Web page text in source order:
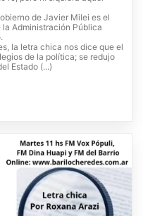
de Javier Milei es el
Administración Pública
la letra chica nos dice que el
de la política; se redujo
Estado (...)